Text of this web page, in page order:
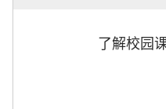
了解校园